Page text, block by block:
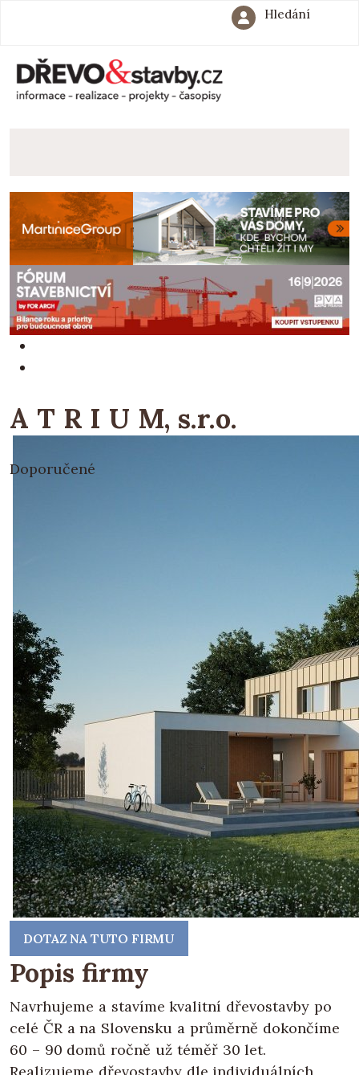
Hledání
A T R I U M, s.r.o.
Doporučené
DOTAZ NA TUTO FIRMU
Popis firmy
Navrhujeme a stavíme kvalitní dřevostavby po
celé ČR a na Slovensku a průměrně dokončíme
60 – 90 domů ročně už téměř 30 let.